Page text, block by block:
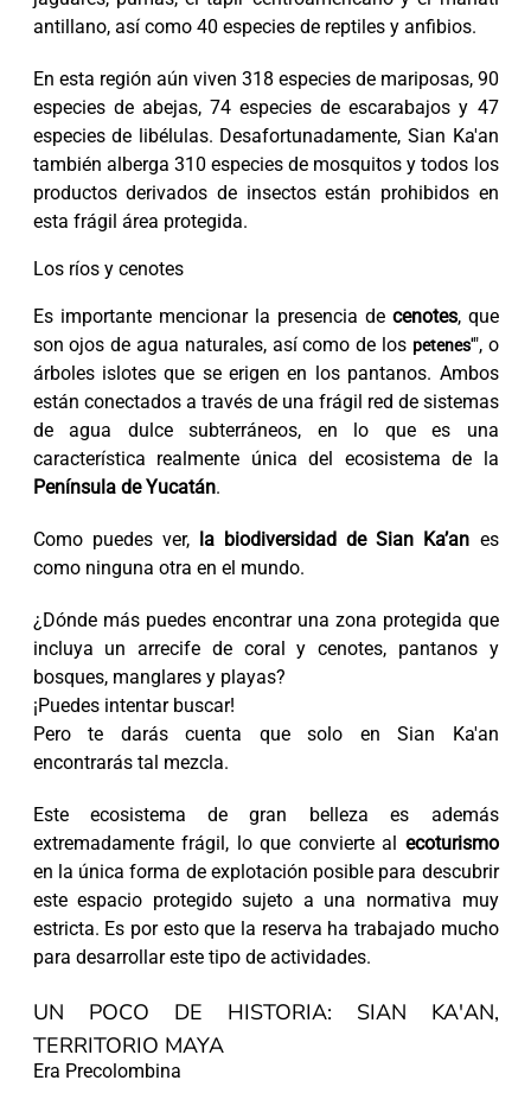
antillano, así como 40 especies de reptiles y anfibios.
En esta región aún viven 318 especies de mariposas, 90
especies de abejas, 74 especies de escarabajos y 47
especies de libélulas. Desafortunadamente, Sian Ka'an
también alberga 310 especies de mosquitos y todos los
productos derivados de insectos están prohibidos en
esta frágil área protegida.
Los ríos y cenotes
Es importante mencionar la presencia de cenotes, que
son ojos de agua naturales, así como de los petenes'", o
árboles islotes que se erigen en los pantanos. Ambos
están conectados a través de una frágil red de sistemas
de agua dulce subterráneos, en lo que es una
característica realmente única del ecosistema de la
Península de Yucatán.
Como puedes ver, la biodiversidad de Sian Ka’an es
como ninguna otra en el mundo.
¿Dónde más puedes encontrar una zona protegida que
incluya un arrecife de coral y cenotes, pantanos y
bosques, manglares y playas?
¡Puedes intentar buscar!
Pero te darás cuenta que solo en Sian Ka'an
encontrarás tal mezcla.
Este ecosistema de gran belleza es además
extremadamente frágil, lo que convierte al ecoturismo
en la única forma de explotación posible para descubrir
este espacio protegido sujeto a una normativa muy
estricta. Es por esto que la reserva ha trabajado mucho
para desarrollar este tipo de actividades.
UN POCO DE HISTORIA: SIAN KA'AN,
TERRITORIO MAYA
Era Precolombina